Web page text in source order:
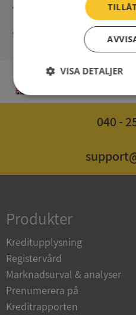
Direct digital delivery
Syna - Credit reports
040 -
Produkter
Kreditupplysning
Registervård
Marknadsurval & analyser
Prenumerera på
Kreditrapporten
VISA DETALJER
Strikt
nödvändigt
Funktioner
Strikt nödvändigt
Strikt nödvändiga kakor
kärnwebbplatsfunktioner
och kontohantering.
användas ordentligt utan